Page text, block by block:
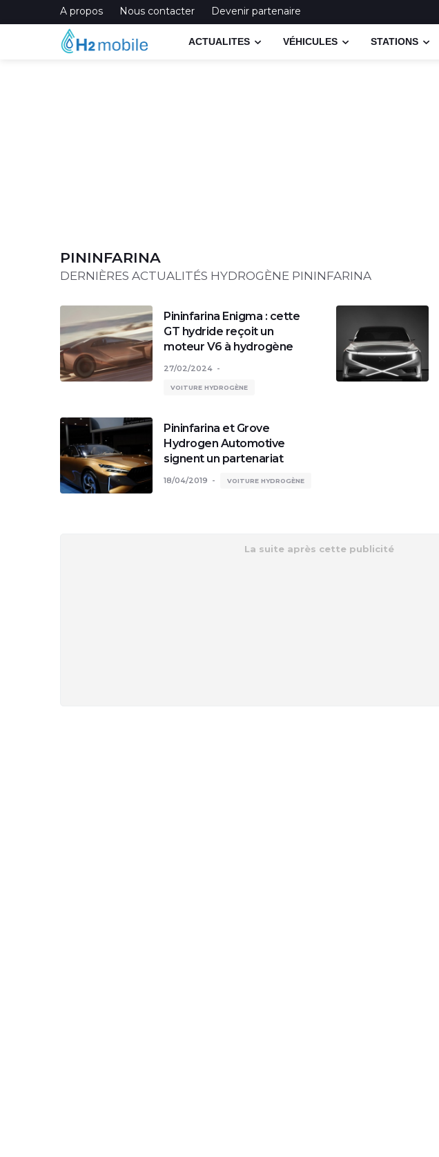
A propos Nous contacter Devenir partenaire
ACTUALITES VÉHICULES STATIONS
PININFARINA
DERNIÈRES ACTUALITÉS HYDROGÈNE PININFARINA
Pininfarina Enigma : cette
GT hydride reçoit un
moteur V6 à hydrogène
27/02/2024
VOITURE HYDROGÈNE
Pininfarina et Grove
Hydrogen Automotive
signent un partenariat
18/04/2019 VOITURE HYDROGÈNE